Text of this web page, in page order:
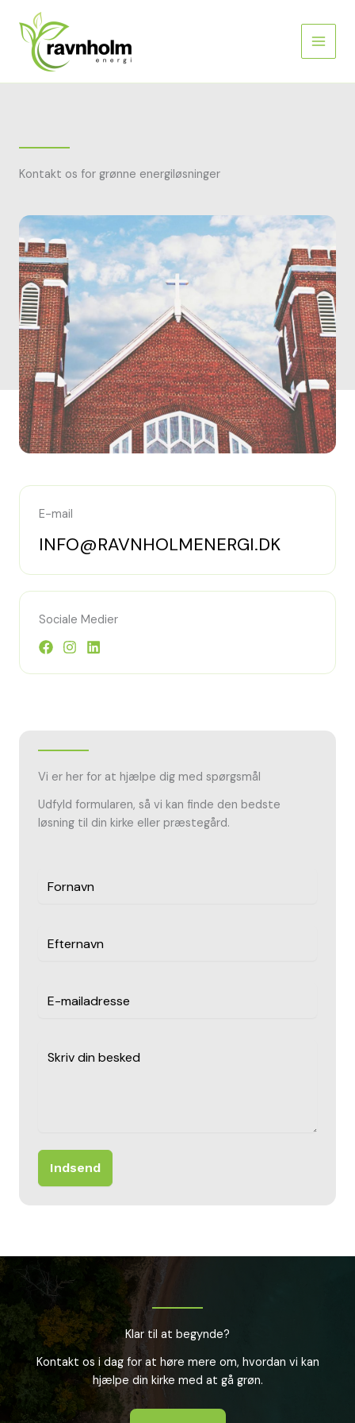
indholdet
Kontakt os for grønne energiløsninger
E-mail
INFO@RAVNHOLMENERGI.DK
Sociale Medier
Vi er her for at hjælpe dig med spørgsmål
Udfyld formularen, så vi kan finde den bedste
løsning til din kirke eller præstegård.
Indsend
Klar til at begynde?
Kontakt os i dag for at høre mere om, hvordan vi kan
hjælpe din kirke med at gå grøn.